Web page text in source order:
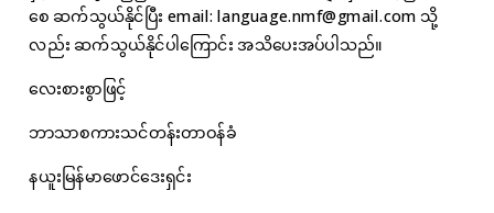
စေ ဆက်သွယ်နိုင်ပြီး email:language.nmf@gmail.comသို့
လည်း ဆက်သွယ်နိုင်ပါကြောင်း အသိပေးအပ်ပါသည်။
လေးစားစွာဖြင့်
ဘာသာစကားသင်တန်းတာဝန်ခံ
နယူးမြန်မာဖောင်ဒေးရှင်း